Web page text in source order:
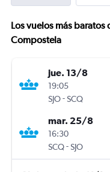
Los vuelos más baratos
Compostela
jue. 13/8
19:05
SJO-SCQ
mar. 25/8
16:30
SCQ-SJO